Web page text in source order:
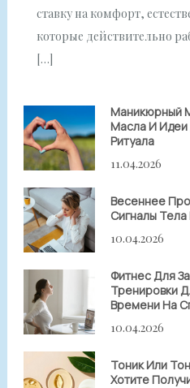
ставку на комфорт,
которые действительно
[…]
Маникюрный
Масла И
Ритуала
11.04.2026
Весеннее
Сигналы Тела
10.04.2026
Фитнес Для
Тренировки
Времени На
10.04.2026
Тоник Или
Хотите